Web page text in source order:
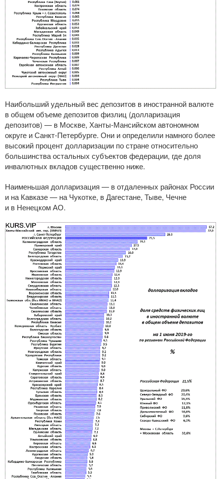
Наибольший удельный вес депозитов в иностранной валюте
в общем объеме депозитов физлиц (долларизация
депозитов) — в Москве, Ханты-Мансийскомавтономном
округе иСанкт-Петербурге. Они и определили намного более
высокий процент долларизации по стране относительно
большинства остальных субъектов федерации, где доля
инвалютных вкладов существенно ниже.
Наименьшая долларизация — в отдаленных районах России
и на Кавказе — на Чукотке, в Дагестане, Тыве, Чечне
и в Ненецком АО.